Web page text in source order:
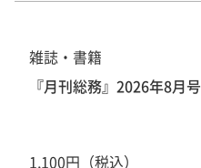
雑誌・書籍
『月刊総務』2026年8月号
1,100円（税込）